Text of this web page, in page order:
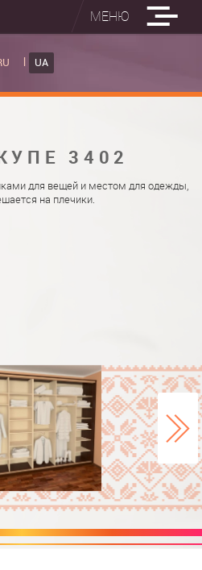
МЕНЮ
UA
3402
для вещей и местом для одежды,
на плечики.
ДОШКИ
ДОШКА "РУСАЛКА"